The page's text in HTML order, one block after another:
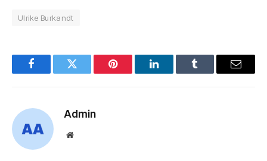
Ulrike Burkandt
FacebookTwitter Pinterest LinkedInTumblr Email
Admin
Website